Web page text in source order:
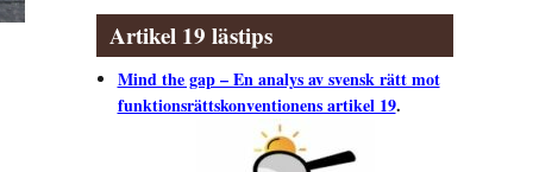
Artikel 19 lästips
Mind the gap – En analys av svensk rätt mot
funktionsrättskonventionens artikel 19.